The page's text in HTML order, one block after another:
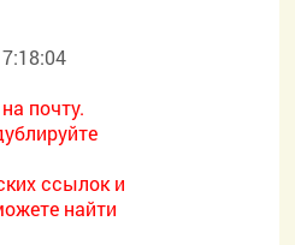
почту.
ссылок и
найти